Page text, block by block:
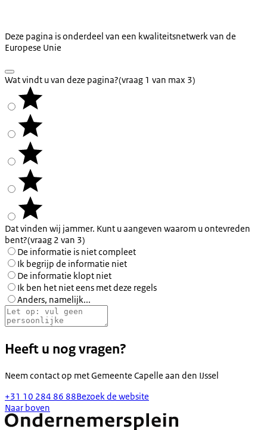
Deze pagina is onderdeel van een kwaliteitsnetwerk van de
Europese Unie
Wat vindt u van deze pagina?(vraag 1 van max 3)
Dat vinden wij jammer. Kunt u aangeven waarom u ontevreden
bent?(vraag 2 van 3)
De informatie is niet compleet
Ik begrijp de informatie niet
De informatie klopt niet
Ik ben het niet eens met deze regels
Anders, namelijk...
Heeft u nog vragen?
Neem contact op metGemeente Capelle aan den IJssel
+31 10 284 86 88​Bezoek de website
Naar boven